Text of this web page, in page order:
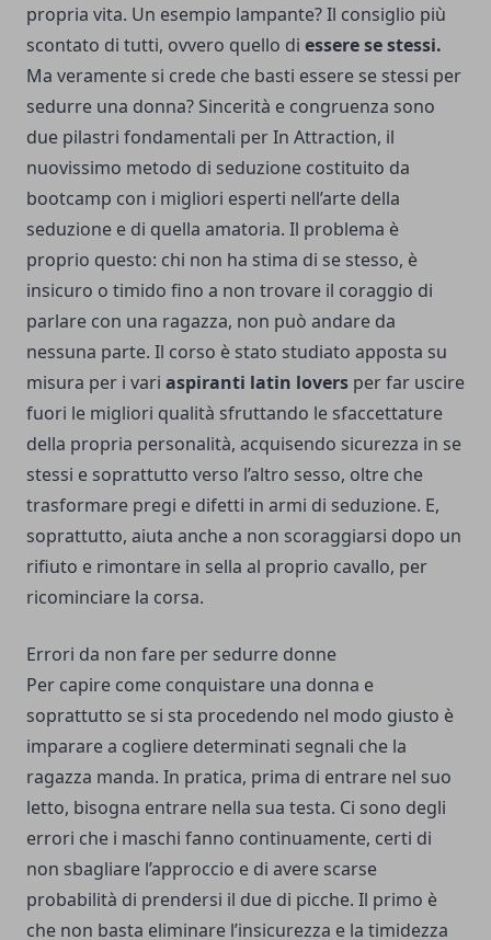
propria vita. Un esempio lampante? Il consiglio più
scontato di tutti, ovvero quello di essere se stessi.
Ma veramente si crede che basti essere se stessi per
sedurre una donna? Sincerità e congruenza sono
due pilastri fondamentali per In Attraction, il
nuovissimo metodo di seduzione costituito da
bootcamp con i migliori esperti nell’arte della
seduzione e di quella amatoria. Il problema è
proprio questo: chi non ha stima di se stesso, è
insicuro o timido fino a non trovare il coraggio di
parlare con una ragazza, non può andare da
nessuna parte. Il corso è stato studiato apposta su
misura per i vari aspiranti latin lovers per far uscire
fuori le migliori qualità sfruttando le sfaccettature
della propria personalità, acquisendo sicurezza in se
stessi e soprattutto verso l’altro sesso, oltre che
trasformare pregi e difetti in armi di seduzione. E,
soprattutto, aiuta anche a non scoraggiarsi dopo un
rifiuto e rimontare in sella al proprio cavallo, per
ricominciare la corsa.
Errori da non fare per sedurre donne
Per capire come conquistare una donna e
soprattutto se si sta procedendo nel modo giusto è
imparare a cogliere determinati segnali che la
ragazza manda. In pratica, prima di entrare nel suo
letto, bisogna entrare nella sua testa. Ci sono degli
errori che i maschi fanno continuamente, certi di
non sbagliare l’approccio e di avere scarse
probabilità di prendersi il due di picche. Il primo è
che non basta eliminare l’insicurezza e la timidezza